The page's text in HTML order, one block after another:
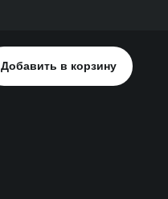
Добавить в корзину